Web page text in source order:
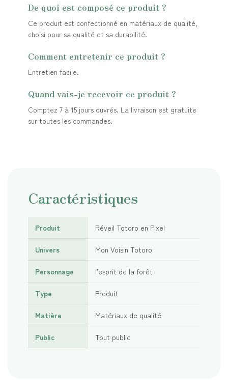
De quoi est composé ce produit ?
Ce produit est confectionné en matériaux de qualité,
choisi pour sa qualité et sa durabilité.
Comment entretenir ce produit ?
Entretien facile.
Quand vais-je recevoir ce produit ?
Comptez 7 à 15 jours ouvrés. La livraison est gratuite
sur toutes les commandes.
Caractéristiques
Produit Réveil Totoro en Pixel
Univers Mon Voisin Totoro
Personnage l’esprit de la forêt
Type Produit
Matière Matériaux de qualité
Public Tout public